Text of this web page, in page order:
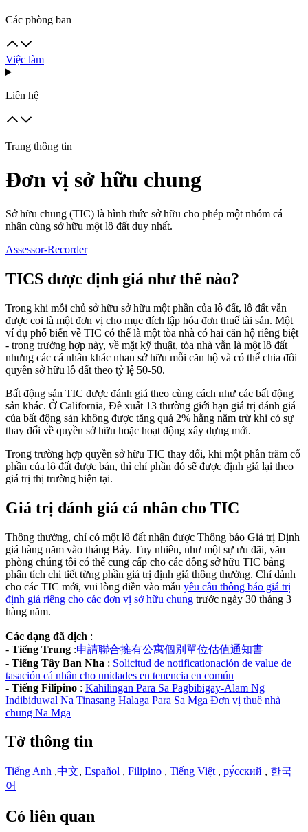
Các phòng ban
Việc làm
Liên hệ
Trang thông tin
Đơn vị sở hữu chung
Sở hữu chung (TIC) là hình thức sở hữu cho phép một nhóm cá
nhân cùng sở hữu một lô đất duy nhất.
Assessor-Recorder
TICS được định giá như thế nào?
Trong khi mỗi chủ sở hữu sở hữu một phần của lô đất, lô đất vẫn
được coi là một đơn vị cho mục đích lập hóa đơn thuế tài sản. Một
ví dụ phổ biến về TIC có thể là một tòa nhà có hai căn hộ riêng biệt
- trong trường hợp này, về mặt kỹ thuật, tòa nhà vẫn là một lô đất
nhưng các cá nhân khác nhau sở hữu mỗi căn hộ và có thể chia đôi
quyền sở hữu lô đất theo tỷ lệ 50-50.
Bất động sản TIC được đánh giá theo cùng cách như các bất động
sản khác. Ở California, Đề xuất 13 thường giới hạn giá trị đánh giá
của bất động sản không được tăng quá 2% hằng năm trừ khi có sự
thay đổi về quyền sở hữu hoặc hoạt động xây dựng mới.
Trong trường hợp quyền sở hữu TIC thay đổi, khi một phần trăm cổ
phần của lô đất được bán, thì chỉ phần đó sẽ được định giá lại theo
giá trị thị trường hiện tại.
Giá trị đánh giá cá nhân cho TIC
Thông thường, chỉ có một lô đất nhận được Thông báo Giá trị Định
giá hàng năm vào tháng Bảy. Tuy nhiên, như một sự ưu đãi, văn
phòng chúng tôi có thể cung cấp cho các đồng sở hữu TIC bảng
phân tích chi tiết từng phần giá trị định giá thông thường. Chỉ dành
cho các TIC mới, vui lòng điền vào mẫu yêu cầu thông báo giá trị
định giá riêng cho các đơn vị sở hữu chung trước ngày 30 tháng 3
hàng năm.
Các dạng đã dịch :
- Tiếng Trung :申請聯合擁有公寓個別單位估值通知書
- Tiếng Tây Ban Nha : Solicitud de notificationación de value de
tasación cá nhân cho unidades en tenencia en común
- Tiếng Filipino : Kahilingan Para Sa Pagbibigay-Alam Ng
Indibiduwal Na Tinasang Halaga Para Sa Mga Đơn vị thuê nhà
chung Na Mga
Tờ thông tin
Tiếng Anh ,中文, Español , Filipino , Tiếng Việt , ру́сский , 한국
어
Có liên quan